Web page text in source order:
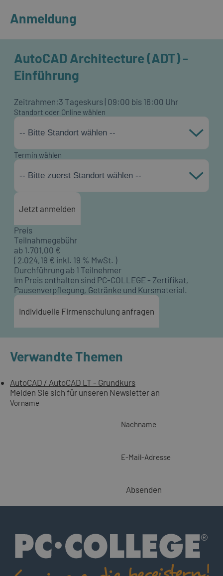
Anmeldung
AutoCAD Architecture (ADT) -
Einführung
Zeitrahmen:3 Tageskurs | 09:00 bis 16:00 Uhr
Standort oder Online wählen
-- Bitte Standort wählen --
Termin wählen
-- Bitte zuerst Standort wählen --
Jetzt anmelden
Preis
Teilnahmegebühr
ab 1.701,00 €
( 2.024,19 € inkl. 19 % MwSt. )
Durchführung ab 1 Teilnehmer
Im Preis enthalten sind PC-COLLEGE - Zertifikat,
Pausenverpflegung, Getränke und Kursmaterial.
Individuelle Firmenschulung anfragen
Verwandte Themen
AutoCAD / AutoCAD LT - Grundkurs
Melden Sie sich für unseren Newsletter an
Vorname
Nachname
E-Mail-Adresse
Absenden